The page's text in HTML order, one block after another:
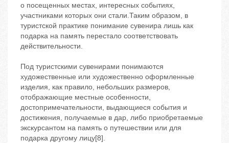
о посещенных местах, интересных событиях,
участниками которых они стали.Таким образом, в
туристской практике понимание сувенира лишь как
подарка на память перестало соответствовать
действительности.
Под туристскими сувенирами понимаются
художественные или художественно оформленные
изделия, как правило, небольших размеров,
отображающие местные особенности,
достопримечательности, выдающиеся события и
достижения, получаемые в дар, либо приобретаемые
экскурсантом на память о путешествии или для
подарка другому лицу[8].